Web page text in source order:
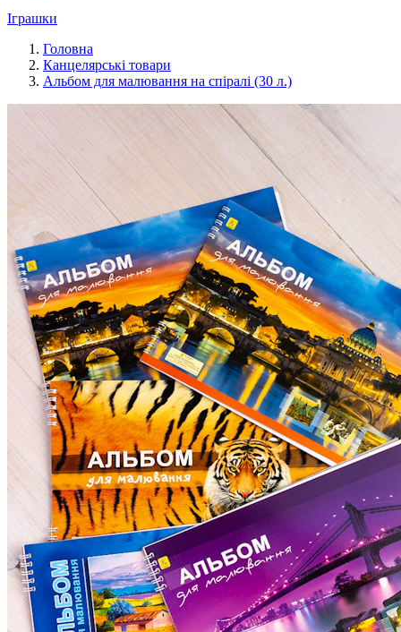
Іграшки
Головна
Канцелярські товари
Альбом для малювання на спіралі (30 л.)